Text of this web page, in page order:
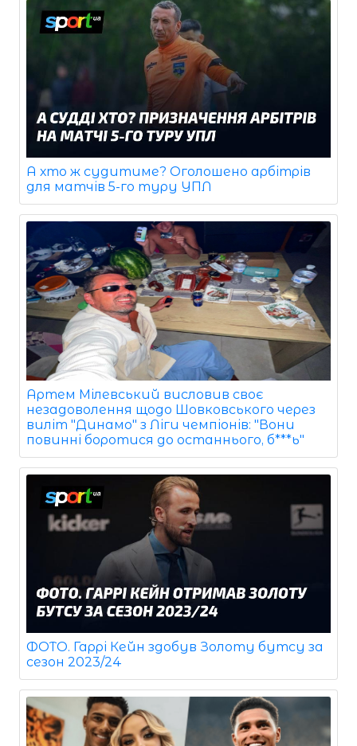
А хто ж судитиме? Оголошено арбітрів
для матчів 5-го туру УПЛ
Артем Мілевський висловив своє
незадоволення щодо Шовковського через
виліт "Динамо" з Ліги чемпіонів: "Вони
повинні боротися до останнього, б***ь"
ФОТО. Гаррі Кейн здобув Золоту бутсу за
сезон 2023/24